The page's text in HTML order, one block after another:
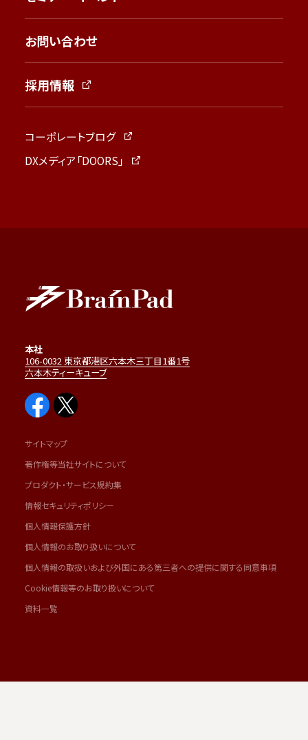
お問い合わせ
採用情報
コーポレートブログ
DXメディア「DOORS」
本社
106-0032 東京都港区六本木三丁目1番1号
六本木ティーキューブ
サイトマップ
著作権等当社サイトについて
プロダクト・サービス規約集
情報セキュリティポリシー
個人情報保護方針
個人情報のお取り扱いについて
個人情報の取扱いおよび外国にある第三者への提供に関する同意事項
Cookie情報等のお取り扱いについて
資料一覧